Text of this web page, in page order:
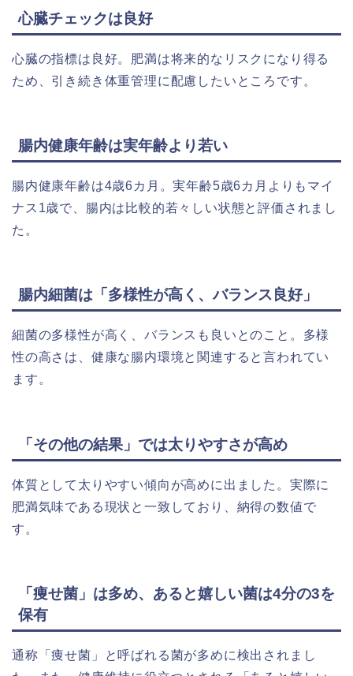
心臓チェックは良好
心臓の指標は良好。肥満は将来的なリスクになり得る
ため、引き続き体重管理に配慮したいところです。
腸内健康年齢は実年齢より若い
腸内健康年齢は4歳6カ月。実年齢5歳6カ月よりもマイ
ナス1歳で、腸内は比較的若々しい状態と評価されまし
た。
腸内細菌は「多様性が高く、バランス良好」
細菌の多様性が高く、バランスも良いとのこと。多様
性の高さは、健康な腸内環境と関連すると言われてい
ます。
「その他の結果」では太りやすさが高め
体質として太りやすい傾向が高めに出ました。実際に
肥満気味である現状と一致しており、納得の数値で
す。
「痩せ菌」は多め、あると嬉しい菌は4分の3を
保有
通称「痩せ菌」と呼ばれる菌が多めに検出されまし